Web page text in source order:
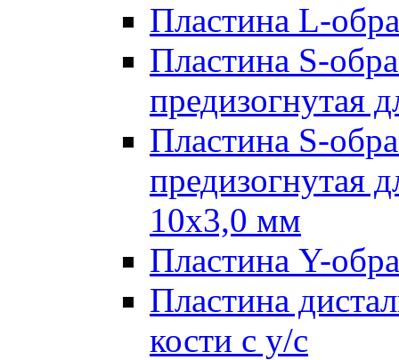
Пластина L-
Пластина S-
предизогнутая
Пластина S-
предизогнутая
10х3,0 мм
Пластина Y-
Пластина
кости с у/с